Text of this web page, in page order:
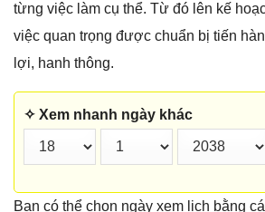
từng việc làm cụ thể. Từ đó lên kế
việc quan trọng được chuẩn bị tiến
lợi, hanh thông.
✧ Xem nhanh ngày khác
Bạn có thể chọn ngày xem lịch bằng